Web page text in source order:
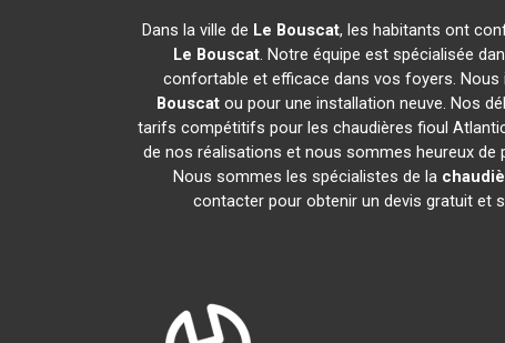
Dans la ville de Le Bouscat, les habitants ont
Le Bouscat. Notre équipe est spécialisée
confortable et efficace dans vos foyers. Nous
Bouscat ou pour une installation neuve. Nos
tarifs compétitifs pour les chaudières fioul
de nos réalisations et nous sommes heureux
Nous sommes les spécialistes de la
contacter pour obtenir un devis gratuit et